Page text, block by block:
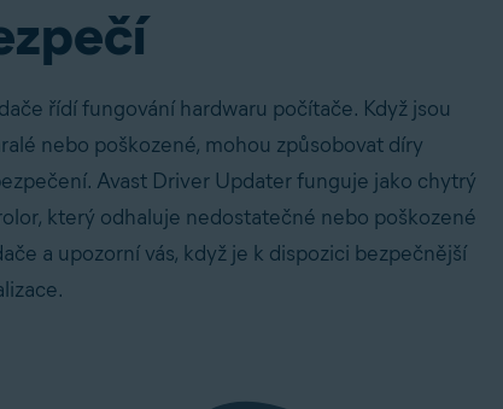
řídí fungování hardwaru počítače. Když jsou
nebo poškozené, mohou způsobovat díry
Avast Driver Updater funguje jako chytrý
který odhaluje nedostatečné nebo poškozené
a upozorní vás, když je k dispozici bezpečnější